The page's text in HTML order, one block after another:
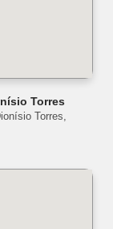
Torres
Torres,